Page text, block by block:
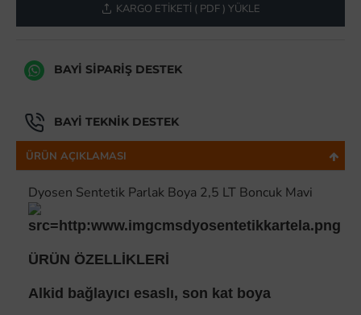
KARGO ETIKETI ( PDF ) YÜKLE
BAYI SIPARIŞ DESTEK
BAYI TEKNIK DESTEK
ÜRÜN AÇIKLAMASI
Dyosen Sentetik Parlak Boya 2,5 LT Boncuk Mavi
ÜRÜN ÖZELLİKLERİ
Alkid bağlayıcı esaslı, son kat boya